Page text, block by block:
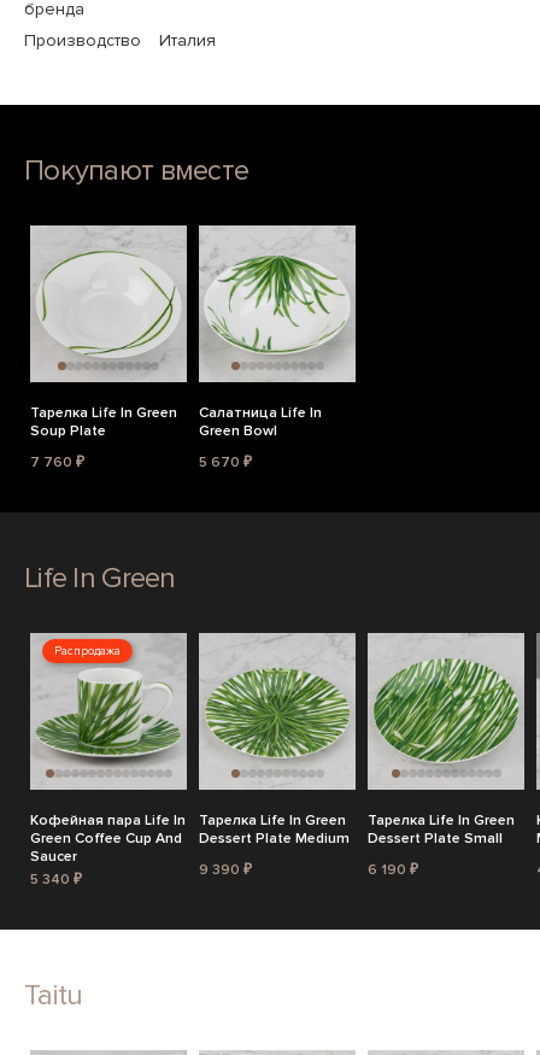
бренда
Производство
Италия
Покупают вместе
Тарелка Life In Green
Soup Plate
7 760 ₽
Салатница Life In
Green Bowl
5 670 ₽
Life In Green
Распродажа
Кофейная пара Life In
Green Coffee Cup And
Saucer
5 340 ₽
Тарелка Life In Green
Dessert Plate Medium
9 390 ₽
Тарелка Life In Green
Dessert Plate Small
6 190 ₽
Taitu